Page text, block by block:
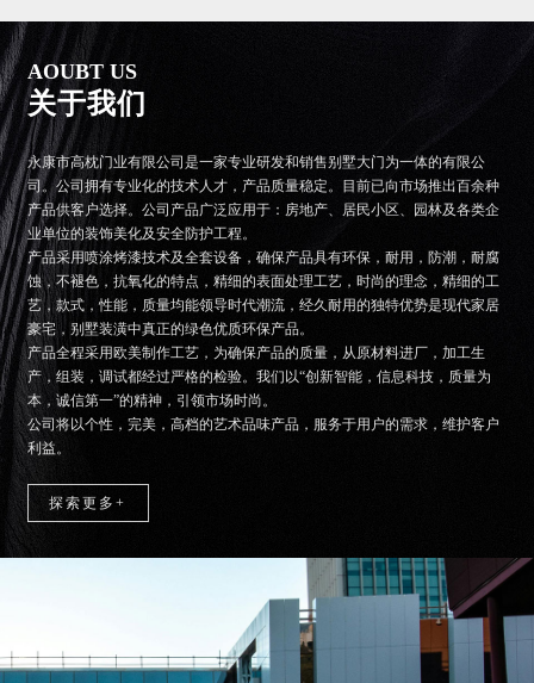
AOUBT US
关于我们
永康市高枕门业有限公司是一家专业研发和销售别墅大门为一体的有限公
司。公司拥有专业化的技术人才，产品质量稳定。目前已向市场推出百余种
产品供客户选择。公司产品广泛应用于：房地产、居民小区、园林及各类企
业单位的装饰美化及安全防护工程。
产品采用喷涂烤漆技术及全套设备，确保产品具有环保，耐用，防潮，耐腐
蚀，不褪色，抗氧化的特点，精细的表面处理工艺，时尚的理念，精细的工
艺，款式，性能，质量均能领导时代潮流，经久耐用的独特优势是现代家居
豪宅，别墅装潢中真正的绿色优质环保产品。
产品全程采用欧美制作工艺，为确保产品的质量，从原材料进厂，加工生
产，组装，调试都经过严格的检验。我们以“创新智能，信息科技，质量为
本，诚信第一”的精神，引领市场时尚。
公司将以个性，完美，高档的艺术品味产品，服务于用户的需求，维护客户
利益。
探索更多+